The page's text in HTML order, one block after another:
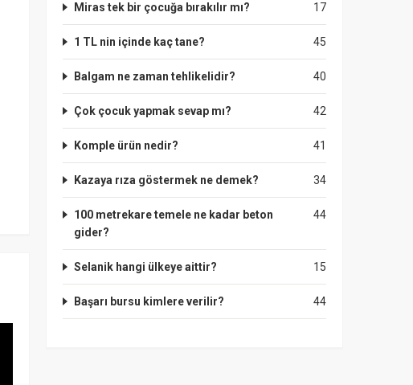
17
Miras tek bir çocuğa bırakılır mı?
45
1 TL nin içinde kaç tane?
40
Balgam ne zaman tehlikelidir?
42
Çok çocuk yapmak sevap mı?
41
Komple ürün nedir?
34
Kazaya rıza göstermek ne demek?
44
100 metrekare temele ne kadar beton
gider?
15
Selanik hangi ülkeye aittir?
44
Başarı bursu kimlere verilir?